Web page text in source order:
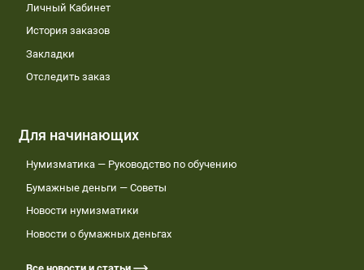
Личный Кабинет
История заказов
Закладки
Отследить заказ
Для начинающих
Нумизматика — Руководство по обучению
Бумажные деньги — Советы
Новости нумизматики
Новости о бумажных деньгах